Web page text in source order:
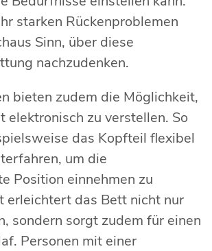
starken Rückenproblemen
Sinn, über diese
nachzudenken.
bieten zudem die Möglichkeit,
elektronisch zu verstellen. So
das Kopfteil flexibel
um die
Position einnehmen zu
erleichtert das Bett nicht nur
sondern sorgt zudem für einen
Personen mit einer